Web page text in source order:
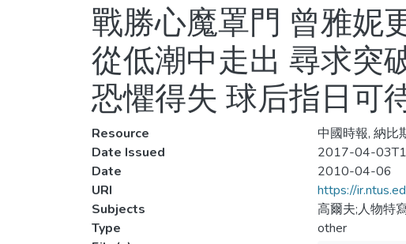
戰勝心魔罩門 曾雅妮
從低潮中走出 尋求突
恐懼得失 球后指日可
Resource
中國時報, 納比
Date Issued
2017-04-
Date
2010-04-06
URI
https://
Subjects
高爾夫;人物特
Type
other